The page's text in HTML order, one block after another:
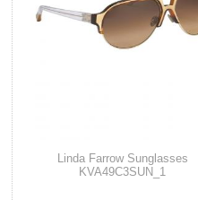
Linda Farrow Sunglasses
KVA49C3SUN_1